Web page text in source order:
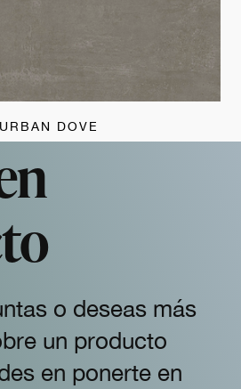
URBAN DOVE
o deseas más
un producto
en ponerte en